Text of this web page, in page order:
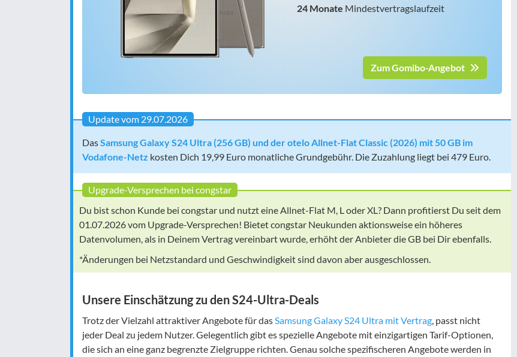
24 Monate Mindestvertragslaufzeit
Zum Gomibo-Angebot
Update vom 29.07.2026
DasSamsung Galaxy S24 Ultra (256 GB) und der otelo Allnet-Flat Classic (2026) mit 50 GB im
Vodafone-Netz kosten Dich 19,99 Euro monatliche Grundgebühr. Die Zuzahlung liegt bei 479 Euro.
Upgrade-Versprechen bei congstar
Du bist schon Kunde bei congstar und nutzt eine Allnet-Flat M, L oder XL? Dann profitierst Du seit dem
01.07.2026 vom Upgrade-Versprechen! Bietet congstar Neukunden aktionsweise ein höheres
Datenvolumen, als in Deinem Vertrag vereinbart wurde, erhöht der Anbieter die GB bei Dir ebenfalls.
*Änderungen bei Netzstandard und Geschwindigkeit sind davon aber ausgeschlossen.
Unsere Einschätzung zu den S24-Ultra-Deals
Trotz der Vielzahl attraktiver Angebote für dasSamsung Galaxy S24 Ultra mit Vertrag, passt nicht
jeder Deal zu jedem Nutzer. Gelegentlich gibt es spezielle Angebote mit einzigartigen Tarif-Optionen,
die sich an eine ganz begrenzte Zielgruppe richten. Genau solche spezifischeren Angebote werden in